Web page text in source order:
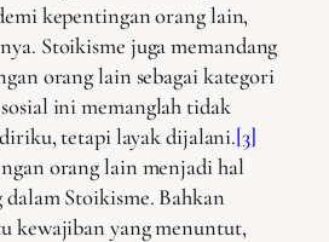
kepentingan orang lain,
Stoikisme juga memandang
orang lain sebagai kategori
ini memanglah tidak
tetapi layak dijalani.[3]
orang lain menjadi hal
Stoikisme. Bahkan
kewajiban yang menuntut,